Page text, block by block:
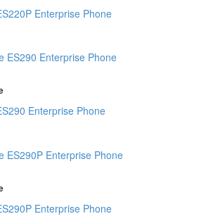
Enterprise Phone
Enterprise Phone
Enterprise Phone